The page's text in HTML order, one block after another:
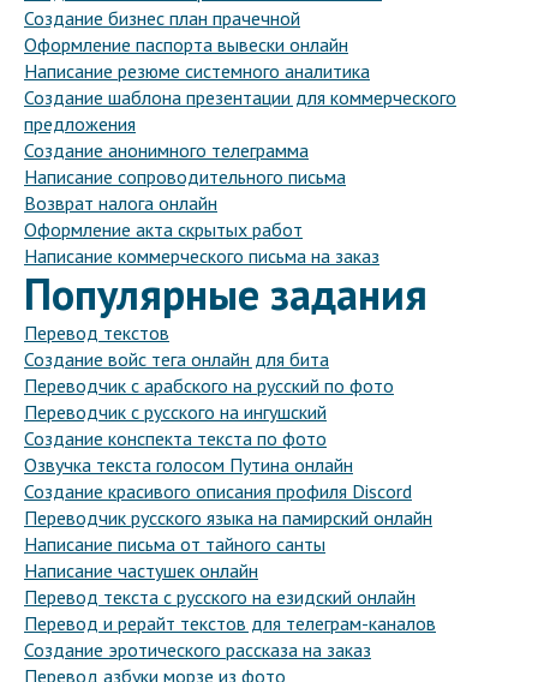
Создание бизнес план прачечной
Оформление паспорта вывески онлайн
Написание резюме системного аналитика
Создание шаблона презентации для коммерческого
предложения
Создание анонимного телеграмма
Написание сопроводительного письма
Возврат налога онлайн
Оформление акта скрытых работ
Написание коммерческого письма на заказ
Популярные задания
Перевод текстов
Создание войс тега онлайн для бита
Переводчик с арабского на русский по фото
Переводчик с русского на ингушский
Создание конспекта текста по фото
Озвучка текста голосом Путина онлайн
Создание красивого описания профиля Discord
Переводчик русского языка на памирский онлайн
Написание письма от тайного санты
Написание частушек онлайн
Перевод текста с русского на езидский онлайн
Перевод и рерайт текстов для телеграм-каналов
Создание эротического рассказа на заказ
Перевод азбуки морзе из фото